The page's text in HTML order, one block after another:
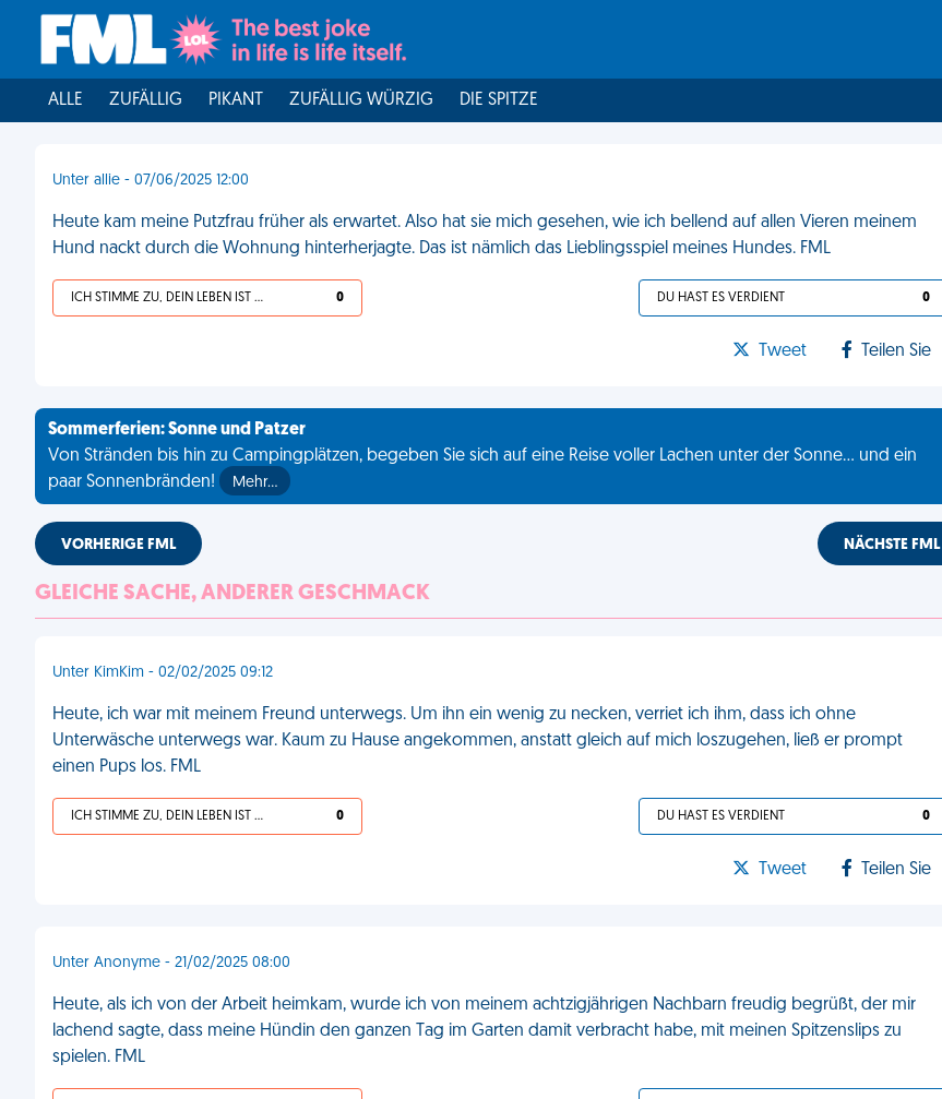
ALLE ZUFÄLLIG PIKANT ZUFÄLLIG WÜRZIG DIE SPITZE
Unter allie - 07/06/2025 12:00
Heute kam meine Putzfrau früher als erwartet. Also hat sie mich gesehen, wie ich bellend auf allen Vieren meinem
Hund nackt durch die Wohnung hinterherjagte. Das ist nämlich das Lieblingsspiel meines Hundes. FML
ICH STIMME ZU, DEIN LEBEN IST SCHEISSE 0 DU HAST ES VERDIENT 0
Tweet Teilen Sie
Sommerferien: Sonne und Patzer
Von Stränden bis hin zu Campingplätzen, begeben Sie sich auf eine Reise voller Lachen unter der Sonne... und ein
paar Sonnenbränden!
Mehr…
VORHERIGE FML NÄCHSTE FML
GLEICHE SACHE, ANDERER GESCHMACK
Unter KimKim - 02/02/2025 09:12
Heute, ich war mit meinem Freund unterwegs. Um ihn ein wenig zu necken, verriet ich ihm, dass ich ohne
Unterwäsche unterwegs war. Kaum zu Hause angekommen, anstatt gleich auf mich loszugehen, ließ er prompt
einen Pups los. FML
ICH STIMME ZU, DEIN LEBEN IST SCHEISSE 0 DU HAST ES VERDIENT 0
Tweet Teilen Sie
Unter Anonyme - 21/02/2025 08:00
Heute, als ich von der Arbeit heimkam, wurde ich von meinem achtzigjährigen Nachbarn freudig begrüßt, der mir
lachend sagte, dass meine Hündin den ganzen Tag im Garten damit verbracht habe, mit meinen Spitzenslips zu
spielen. FML